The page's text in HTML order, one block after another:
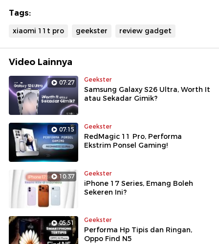
Tags:
xiaomi 11t pro geekster review gadget
Video Lainnya
07:27 Geekster
Samsung Galaxy S26 Ultra, Worth It
atau Sekadar Gimik?
07:15 Geekster
RedMagic 11 Pro, Performa
Ekstrim Ponsel Gaming!
10:37 Geekster
iPhone 17 Series, Emang Boleh
Sekeren Ini?
05:51 Geekster
Performa Hp Tipis dan Ringan,
Oppo Find N5